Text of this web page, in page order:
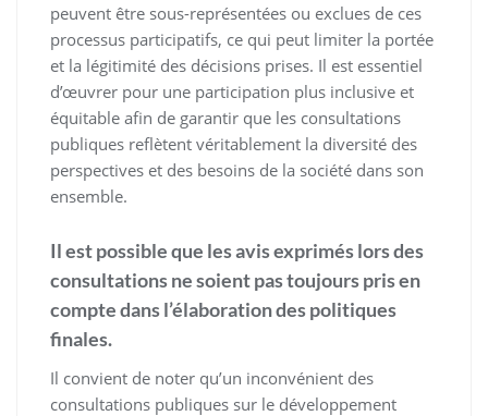
peuvent être sous-représentées ou exclues de ces
processus participatifs, ce qui peut limiter la portée
et la légitimité des décisions prises. Il est essentiel
d’œuvrer pour une participation plus inclusive et
équitable afin de garantir que les consultations
publiques reflètent véritablement la diversité des
perspectives et des besoins de la société dans son
ensemble.
Il est possible que les avis exprimés lors des
consultations ne soient pas toujours pris en
compte dans l’élaboration des politiques
finales.
Il convient de noter qu’un inconvénient des
consultations publiques sur le développement